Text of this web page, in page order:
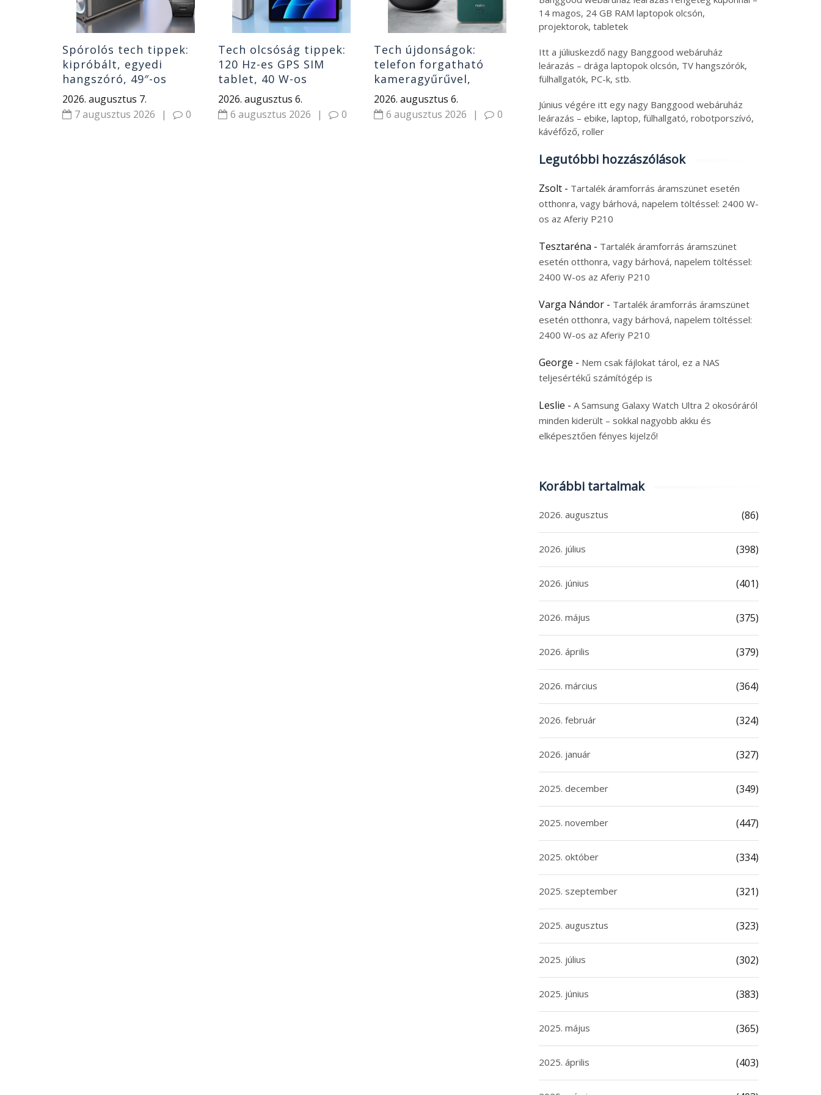
Spórolós tech tippek:
kipróbált, egyedi
hangszóró, 49″-os
monitor, gyerek okosóra
és Huawei óra
2026. augusztus 7.
7 augusztus 2026
| 0
Tech olcsóság tippek:
120 Hz-es GPS SIM
tablet, 40 W-os
hangszóró, power bank
2026. augusztus 6.
6 augusztus 2026
| 0
Tech újdonságok:
telefon forgatható
kameragyűrűvel,
klipszes fülhallgatók
olcsó riválisa és
hordozható monitor
2026. augusztus 6.
6 augusztus 2026
| 0
Xiaomi
14 magos, 24 GB RAM laptopok olcsón,
projektorok, tabletek
Itt a júliuskezdő nagy Banggood webáruház
leárazás – drága laptopok olcsón, TV hangszórók,
fülhallgatók, PC-k, stb.
Június végére itt egy nagy Banggood webáruház
leárazás – ebike, laptop, fülhallgató, robotporszívó,
kávéfőző, roller
Legutóbbi hozzászólások
Zsolt - Tartalék áramforrás áramszünet esetén
otthonra, vagy bárhová, napelem töltéssel: 2400 W-
os az Aferiy P210
Tesztaréna - Tartalék áramforrás áramszünet
esetén otthonra, vagy bárhová, napelem töltéssel:
2400 W-os az Aferiy P210
Varga Nándor - Tartalék áramforrás áramszünet
esetén otthonra, vagy bárhová, napelem töltéssel:
2400 W-os az Aferiy P210
George - Nem csak fájlokat tárol, ez a NAS
teljesértékű számítógép is
Leslie - A Samsung Galaxy Watch Ultra 2 okosóráról
minden kiderült – sokkal nagyobb akku és
elképesztően fényes kijelző!
Korábbi tartalmak
2026. augusztus (86)
2026. július (398)
2026. június (401)
2026. május (375)
2026. április (379)
2026. március (364)
2026. február (324)
2026. január (327)
2025. december (349)
2025. november (447)
2025. október (334)
2025. szeptember (321)
2025. augusztus (323)
2025. július (302)
2025. június (383)
2025. május (365)
2025. április (403)